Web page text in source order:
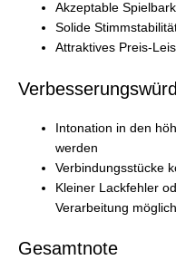
Akzeptable
Solide
Attraktives Preis-
Intonation in den
werden
Verbindungsstücke
Kleiner Lackfehler
Verarbeitung möglich
Gesamtnote